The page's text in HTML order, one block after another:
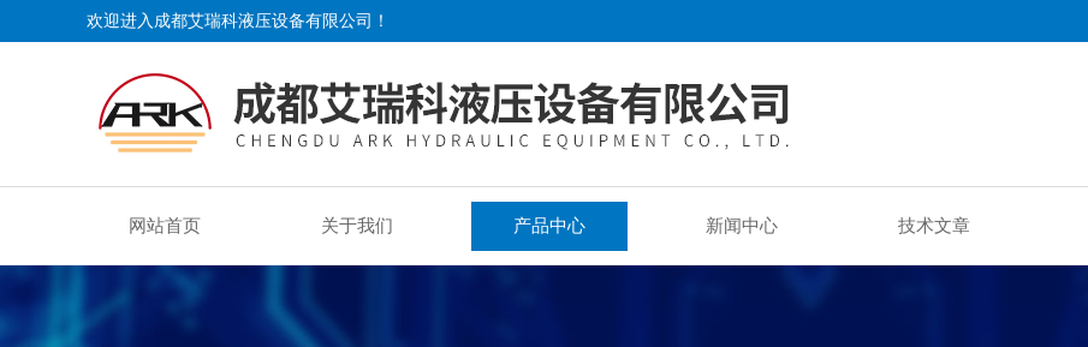
欢迎进入成都艾瑞科液压设备有限公司！
网站首页 关于我们 产品中心 新闻中心 技术文章